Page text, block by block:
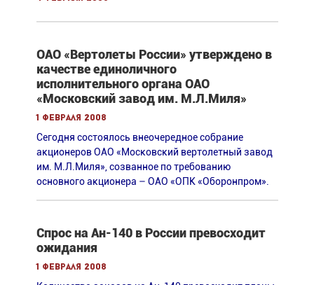
ОАО «Вертолеты России» утверждено в
качестве единоличного
исполнительного органа ОАО
«Московский завод им. М.Л.Миля»
1 февраля 2008
Сегодня состоялось внеочередное собрание
акционеров ОАО «Московский вертолетный завод
им. М.Л.Миля», созванное по требованию
основного акционера – ОАО «ОПК «Оборонпром».
Спрос на Ан-140 в России превосходит
ожидания
1 февраля 2008